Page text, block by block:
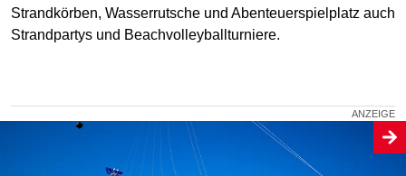
Strandkörben, Wasserrutsche und Abenteuerspielplatz auch
Strandpartys und Beachvolleyballturniere.